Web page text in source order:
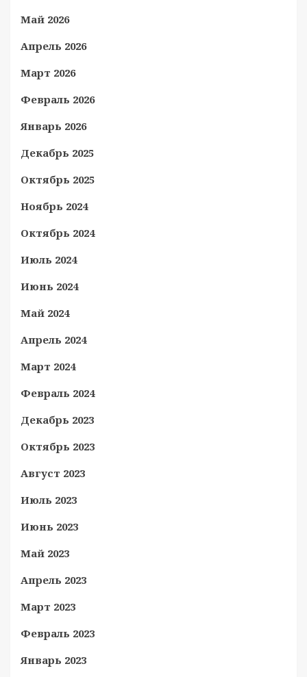
Май 2026
Апрель 2026
Март 2026
Февраль 2026
Январь 2026
Декабрь 2025
Октябрь 2025
Ноябрь 2024
Октябрь 2024
Июль 2024
Июнь 2024
Май 2024
Апрель 2024
Март 2024
Февраль 2024
Декабрь 2023
Октябрь 2023
Август 2023
Июль 2023
Июнь 2023
Май 2023
Апрель 2023
Март 2023
Февраль 2023
Январь 2023